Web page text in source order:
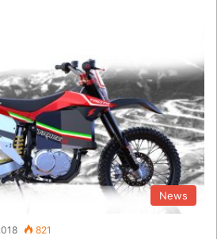
News
821